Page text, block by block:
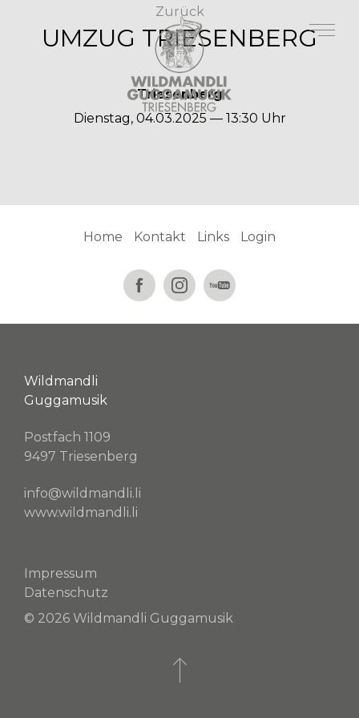
Zurück
UMZUG TRIESENBERG
Triesenberg
Dienstag, 04.03.2025 — 13:30 Uhr
Home Kontakt Links Login
Wildmandli
Guggamusik
Postfach 1109
9497 Triesenberg
info@wildmandli.li
www.wildmandli.li
Impressum
Datenschutz
© 2026 Wildmandli Guggamusik